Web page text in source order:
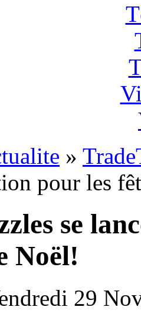
»
pour les
se
Noël!
29